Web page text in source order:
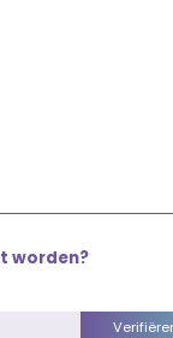
worden?